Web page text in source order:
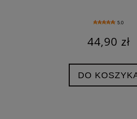
5.0
44,90 zł
DO